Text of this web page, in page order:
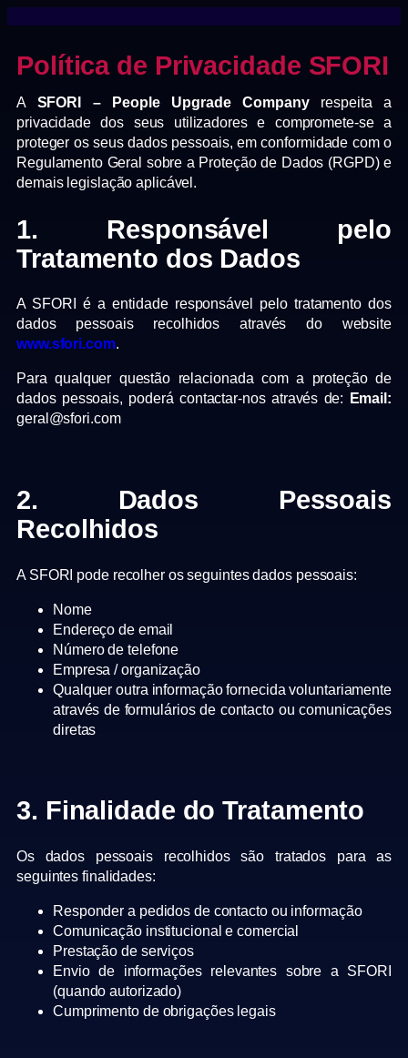
Política de Privacidade SFORI
A SFORI – People Upgrade Companyrespeita a
privacidade dos seus utilizadores e compromete-se a
proteger os seus dados pessoais, em conformidade com o
Regulamento Geral sobre a Proteção de Dados (RGPD) e
demais legislação aplicável.
1. Responsável pelo
Tratamento dos Dados
A SFORI é a entidade responsável pelo tratamento dos
dados pessoais recolhidos através do website
www.sfori.com.
Para qualquer questão relacionada com a proteção de
dados pessoais, poderá contactar-nos através de:
Email:
geral@sfori.com
2. Dados Pessoais
Recolhidos
A SFORI pode recolher os seguintes dados pessoais:
Nome
Endereço de email
Número de telefone
Empresa / organização
Qualquer outra informação fornecida voluntariamente
através de formulários de contacto ou comunicações
diretas
3. Finalidade do Tratamento
Os dados pessoais recolhidos são tratados para as
seguintes finalidades:
Responder a pedidos de contacto ou informação
Comunicação institucional e comercial
Prestação de serviços
Envio de informações relevantes sobre a SFORI
(quando autorizado)
Cumprimento de obrigações legais